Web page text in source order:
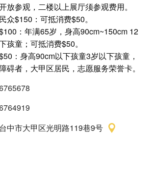
放参观，二楼以上展厅须参观费用。
众$150：可抵消费$50。
：年满65岁，身高90cm~150cm 12
孩童；可抵消费$50。
：身高90cm以下孩童3岁以下孩童，
碍者，大甲区居民，志愿服务荣誉卡。
中市大甲区光明路119巷9号